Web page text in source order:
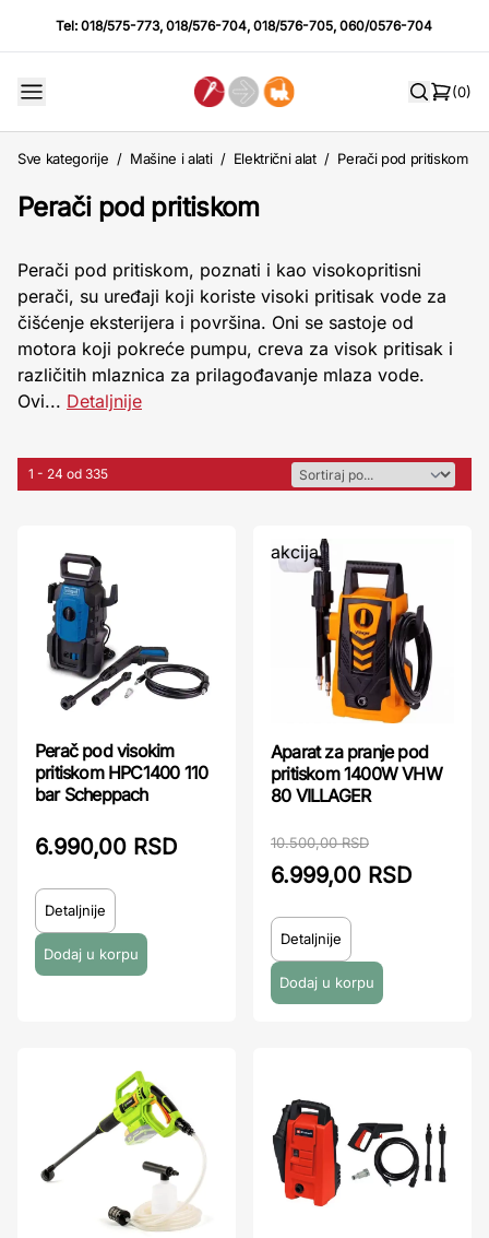
Tel:018/575-773,018/576-704,018/576-705,060/0576-704
(0)
Sve kategorije / Mašine i alati / Električni alat / Perači pod pritiskom
Perači pod pritiskom
Perači pod pritiskom, poznati i kao visokopritisni
perači, su uređaji koji koriste visoki pritisak vode za
čišćenje eksterijera i površina. Oni se sastoje od
motora koji pokreće pumpu, creva za visok pritisak i
različitih mlaznica za prilagođavanje mlaza vode.
Ovi... Detaljnije
1 - 24 od 335
Perač pod visokim
pritiskom HPC1400 110
bar Scheppach
6.990,00 RSD
Detaljnije
akcija
Aparat za pranje pod
pritiskom 1400W VHW
80 VILLAGER
10.500,00 RSD
6.999,00 RSD
Detaljnije